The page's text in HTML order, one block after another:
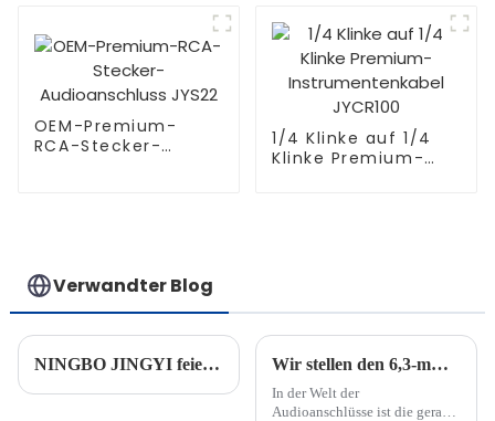
CM040-
XLRMR/XLRFR
OEM-Premium-
RCA-Stecker-
1/4 Klinke auf 1/4
Klinke Premium-
Verwandter Blog
NINGBO JINGYI feiert 30-jähriges Jubiläum Wir stellen den 6,3-mm-Stereo-Audioanschluss mit gerader Klinke vor: Verbessern Sie Ihr Audioerlebnis
In der Welt der
Audioanschlüsse ist die gerade